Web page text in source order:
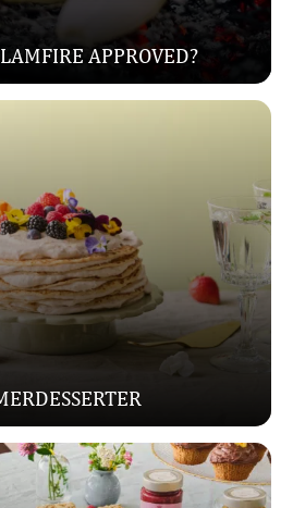
APPROVED?